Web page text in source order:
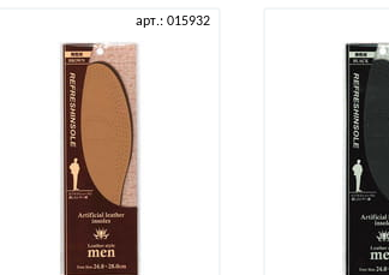
арт.: 015932